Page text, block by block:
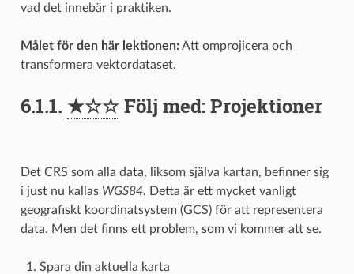
vad det innebär i praktiken.
Målet för den här lektionen:Att omprojicera och
transformera vektordataset.
6.1.1. ★☆☆Följ med: Projektioner
Det CRS som alla data, liksom själva kartan, befinner sig
i just nu kallas WGS84. Detta är ett mycket vanligt
geografiskt koordinatsystem (GCS) för att representera
data. Men det finns ett problem, som vi kommer att se.
Spara din aktuella karta